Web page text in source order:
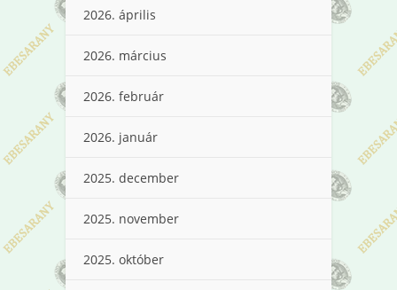
2026. április
2026. március
2026. február
2026. január
2025. december
2025. november
2025. október